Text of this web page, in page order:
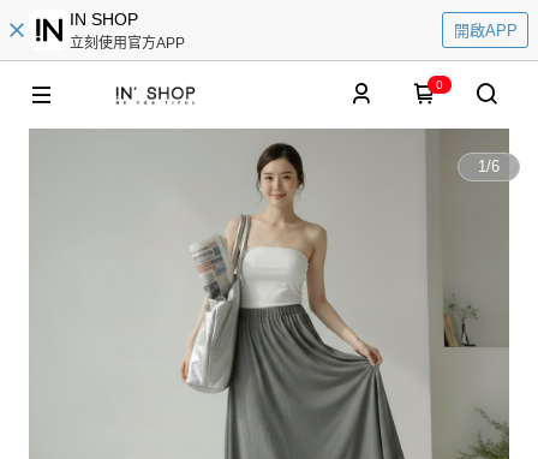
IN SHOP
立刻使用官方APP
開啟APP
0
1/6